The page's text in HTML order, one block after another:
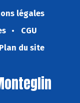
légales
CGU
Plan du site